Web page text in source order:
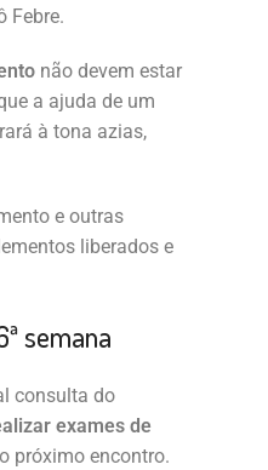
Febre.
não devem estar
a ajuda de um
à tona azias,
e outras
liberados e
semana
consulta do
exames de
próximo encontro.